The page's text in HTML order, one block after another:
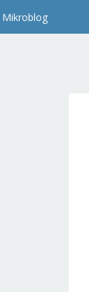
Mikroblog